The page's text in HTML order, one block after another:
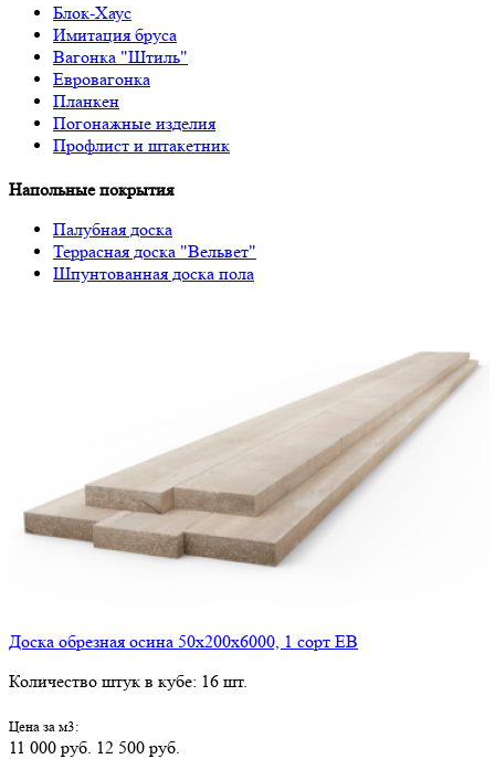
Блок-Хаус
Имитация бруса
Вагонка "Штиль"
Евровагонка
Планкен
Погонажные изделия
Профлист и штакетник
Напольные покрытия
Палубная доска
Террасная доска "Вельвет"
Шпунтованная доска пола
Доска обрезная осина 50х200х6000, 1 сорт ЕВ
Количество штук в кубе: 16 шт.
Цена за м3:
11 000 руб. 12 500 руб.